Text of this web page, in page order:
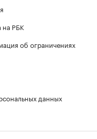
на РБК
об ограничениях
данных